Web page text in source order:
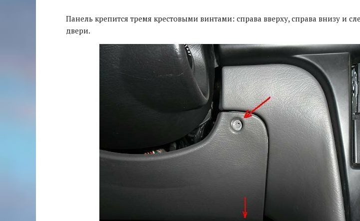
Панель крепится тремя крестовыми винтами: справа вверху, справа внизу и
двери.